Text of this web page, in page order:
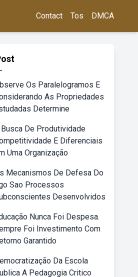
Contact Tos DMCA
Os Paralelogramos E
As Propriedades
Determine
De Produtividade
E Diferenciais
Uma Organização
Mecanismos De Defesa Do
Sao Processos
Desenvolvidos
Nunca Foi Despesa.
Foi Investimento Com
Garantido
Da Escola
A Pedagogia Critico